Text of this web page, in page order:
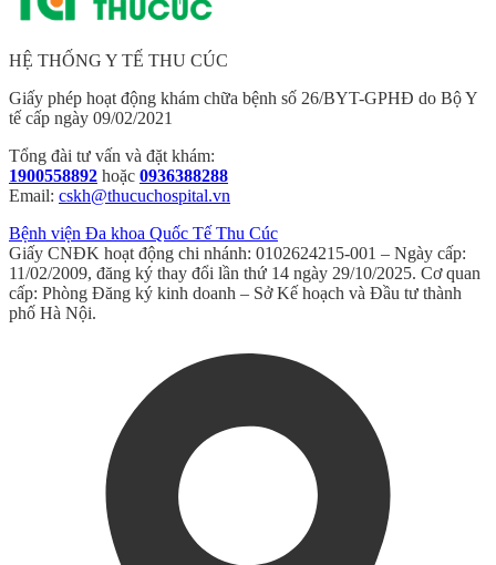
HỆ THỐNG Y TẾ THU CÚC
Giấy phép hoạt động khám chữa bệnh số 26/BYT-GPHĐ do Bộ Y
tế cấp ngày 09/02/2021
Tổng đài tư vấn và đặt khám:
1900558892 hoặc 0936388288
Email: cskh@thucuchospital.vn
Bệnh viện Đa khoa Quốc Tế Thu Cúc
Giấy CNĐK hoạt động chi nhánh: 0102624215-001 – Ngày cấp:
11/02/2009, đăng ký thay đổi lần thứ 14 ngày 29/10/2025. Cơ quan
cấp: Phòng Đăng ký kinh doanh – Sở Kế hoạch và Đầu tư thành
phố Hà Nội.